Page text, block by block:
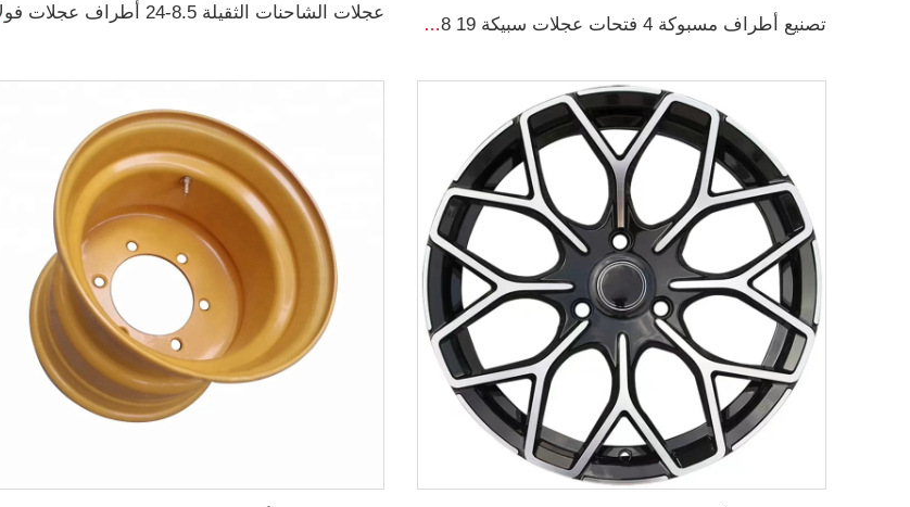
تصنيع أطراف مسبوكة 4 فتحات عجلات سبيكة OEM 5.5Jx14 15 17 18 19 بوصة 4x100 4x108 للأطراف الأصلية